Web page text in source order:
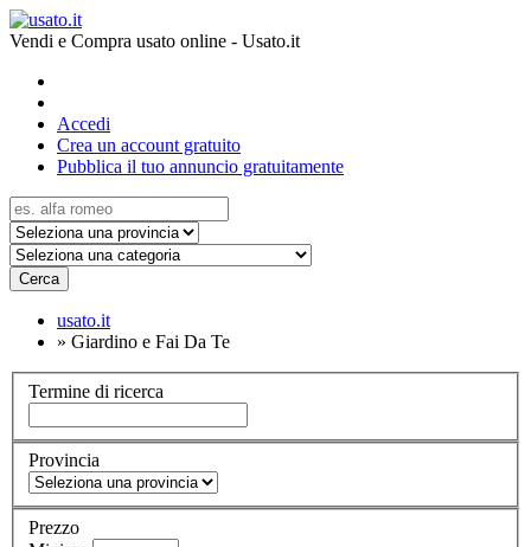
Vendi e Compra usato online - Usato.it
Accedi
Crea un account gratuito
Pubblica il tuo annuncio gratuitamente
Cerca
usato.it
» Giardino e Fai Da Te
Termine di ricerca
Provincia
Prezzo